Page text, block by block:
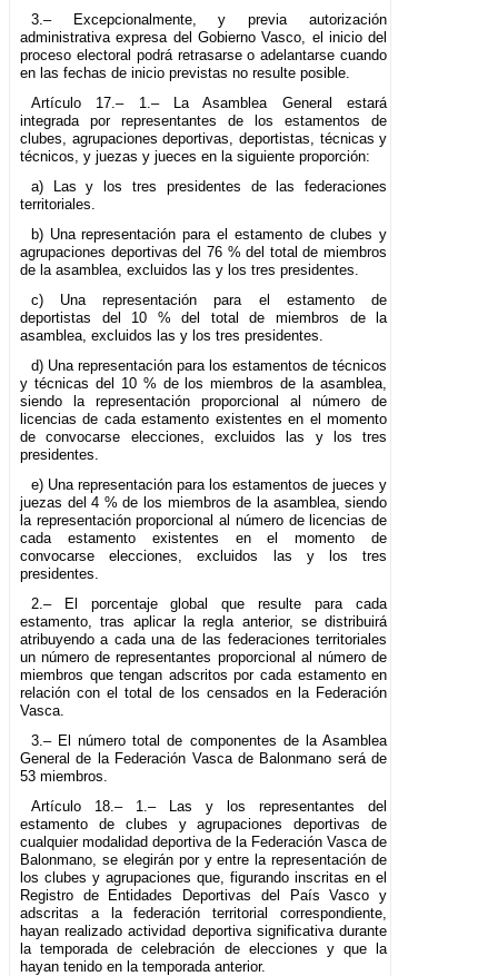
3.– Excepcionalmente, y previa autorización
administrativa expresa del Gobierno Vasco, el inicio del
proceso electoral podrá retrasarse o adelantarse cuando
en las fechas de inicio previstas no resulte posible.
Artículo 17.– 1.– La Asamblea General estará
integrada por representantes de los estamentos de
clubes, agrupaciones deportivas, deportistas, técnicas y
técnicos, y juezas y jueces en la siguiente proporción:
a) Las y los tres presidentes de las federaciones
territoriales.
b) Una representación para el estamento de clubes y
agrupaciones deportivas del 76 % del total de miembros
de la asamblea, excluidos las y los tres presidentes.
c) Una representación para el estamento de
deportistas del 10 % del total de miembros de la
asamblea, excluidos las y los tres presidentes.
d) Una representación para los estamentos de técnicos
y técnicas del 10 % de los miembros de la asamblea,
siendo la representación proporcional al número de
licencias de cada estamento existentes en el momento
de convocarse elecciones, excluidos las y los tres
presidentes.
e) Una representación para los estamentos de jueces y
juezas del 4 % de los miembros de la asamblea, siendo
la representación proporcional al número de licencias de
cada estamento existentes en el momento de
convocarse elecciones, excluidos las y los tres
presidentes.
2.– El porcentaje global que resulte para cada
estamento, tras aplicar la regla anterior, se distribuirá
atribuyendo a cada una de las federaciones territoriales
un número de representantes proporcional al número de
miembros que tengan adscritos por cada estamento en
relación con el total de los censados en la Federación
Vasca.
3.– El número total de componentes de la Asamblea
General de la Federación Vasca de Balonmano será de
53 miembros.
Artículo 18.– 1.– Las y los representantes del
estamento de clubes y agrupaciones deportivas de
cualquier modalidad deportiva de la Federación Vasca de
Balonmano, se elegirán por y entre la representación de
los clubes y agrupaciones que, figurando inscritas en el
Registro de Entidades Deportivas del País Vasco y
adscritas a la federación territorial correspondiente,
hayan realizado actividad deportiva significativa durante
la temporada de celebración de elecciones y que la
hayan tenido en la temporada anterior.